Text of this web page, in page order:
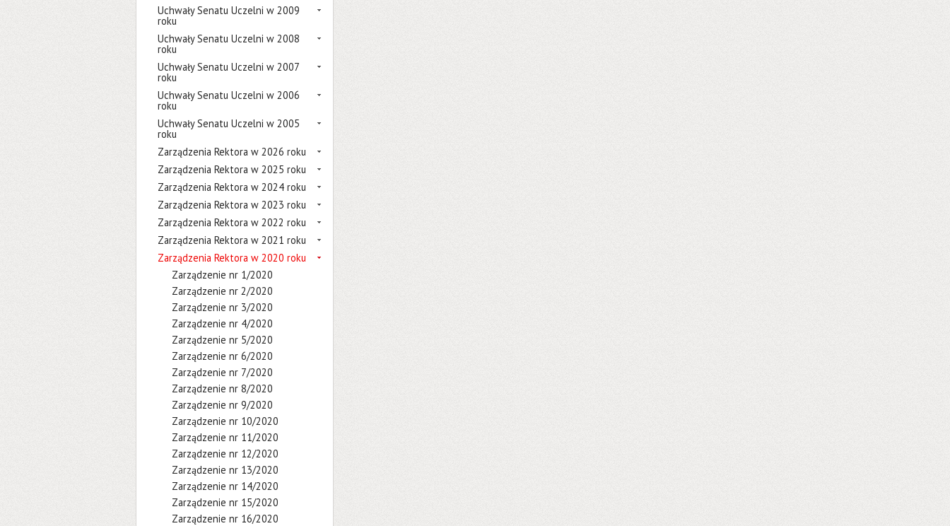
Uchwały Senatu Uczelni w 2009
roku
Uchwały Senatu Uczelni w 2008
roku
Uchwały Senatu Uczelni w 2007
roku
Uchwały Senatu Uczelni w 2006
roku
Uchwały Senatu Uczelni w 2005
roku
Zarządzenia Rektora w 2026 roku
Zarządzenia Rektora w 2025 roku
Zarządzenia Rektora w 2024 roku
Zarządzenia Rektora w 2023 roku
Zarządzenia Rektora w 2022 roku
Zarządzenia Rektora w 2021 roku
Zarządzenia Rektora w 2020 roku
Zarządzenie nr 1/2020
Zarządzenie nr 2/2020
Zarządzenie nr 3/2020
Zarządzenie nr 4/2020
Zarządzenie nr 5/2020
Zarządzenie nr 6/2020
Zarządzenie nr 7/2020
Zarządzenie nr 8/2020
Zarządzenie nr 9/2020
Zarządzenie nr 10/2020
Zarządzenie nr 11/2020
Zarządzenie nr 12/2020
Zarządzenie nr 13/2020
Zarządzenie nr 14/2020
Zarządzenie nr 15/2020
Zarządzenie nr 16/2020